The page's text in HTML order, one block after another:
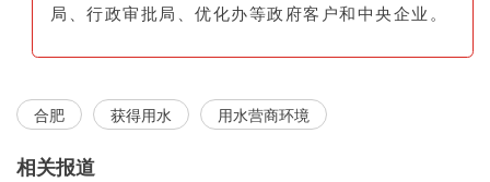
局、行政审批局、优化办等政府客户和中央企业。
合肥 获得用水 用水营商环境
相关报道